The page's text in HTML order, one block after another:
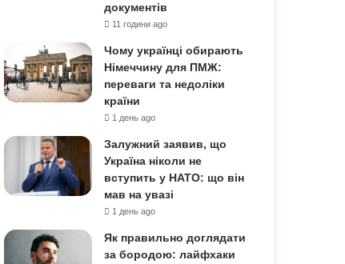
документів
11 години ago
Чому українці обирають
Німеччину для ПМЖ:
переваги та недоліки
країни
1 день ago
Залужний заявив, що
Україна ніколи не
вступить у НАТО: що він
мав на увазі
1 день ago
Як правильно доглядати
за бородою: лайфхаки